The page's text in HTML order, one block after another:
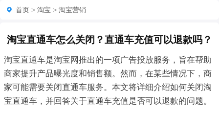
首页 > 淘宝 > 淘宝营销
淘宝直通车怎么关闭？直通车充值可以退款吗？
淘宝直通车是淘宝网推出的一项广告投放服务，旨在帮助
商家提升产品曝光度和销售额。然而，在某些情况下，商
家可能需要关闭直通车服务。本文将详细介绍如何关闭淘
宝直通车，并回答关于直通车充值是否可以退款的问题。